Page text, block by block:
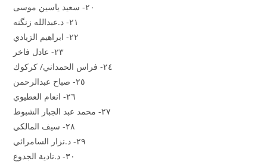
٢٠- سعيد ياسين موسى
٢١- د.عبدالله زنگنه
٢٢- ابراهيم الزيادي
٢٣- عادل فاخر
٢٤- فراس الحمداني/ كركوك
٢٥- صباح عبدالرحمن
٢٦- انعام العطيوي
٢٧- محمد عبد الجبار الشبوط
٢٨- سيف المالكي
٢٩- د.نزار السامرائي
٣٠- د.نادية الجدوع